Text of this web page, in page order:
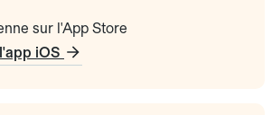
sur l'App Store
iOS